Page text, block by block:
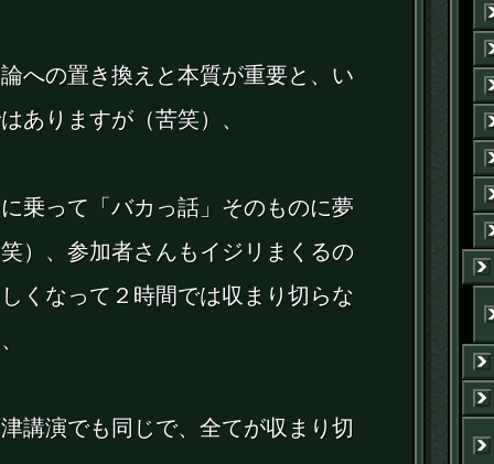
への置き換えと本質が重要と、い
ありますが（苦笑）、
乗って「バカっ話」そのものに夢
）、参加者さんもイジリまくるの
くなって２時間では収まり切らな
講演でも同じで、全てが収まり切